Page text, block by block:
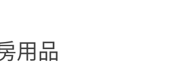
用品